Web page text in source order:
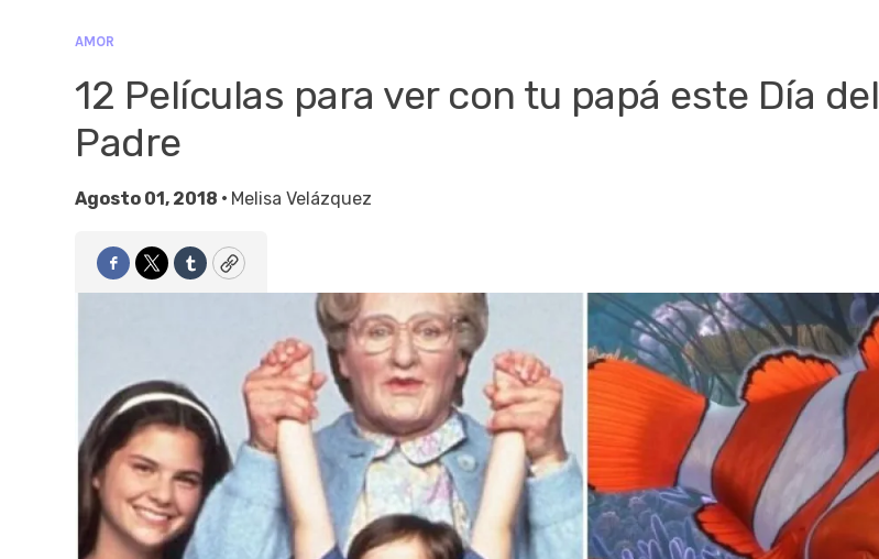
AMOR
12 Películas para ver con tu papá este Día del
Padre
Agosto 01, 2018 • Melisa Velázquez
Facebook
TwitterTumblrCopy